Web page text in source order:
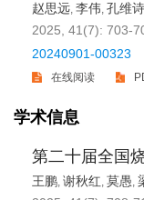
赵思远, 李伟, 孔维诗
2025, 41(7): 703-
20240901-00323
在线阅读
学术信息
第二十届全国
王鹏, 谢秋红, 莫愚,